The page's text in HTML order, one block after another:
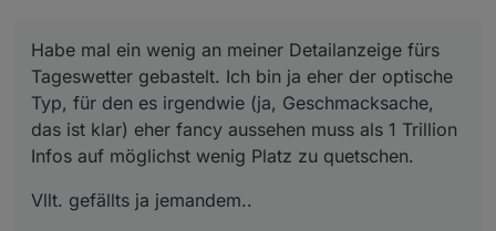
Habe mal ein wenig an meiner Detailanzeige fürs
Tageswetter gebastelt. Ich bin ja eher der optische
Typ, für den es irgendwie (ja, Geschmacksache,
das ist klar) eher fancy aussehen muss als 1 Trillion
Infos auf möglichst wenig Platz zu quetschen.
Vllt. gefällts ja jemandem..